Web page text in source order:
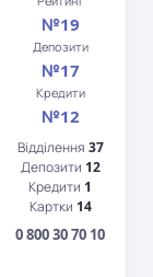
№19
Депозити
№17
Кредити
№12
Відділення 37
Депозити 12
Кредити 1
Картки 14
0 800 30 70 10